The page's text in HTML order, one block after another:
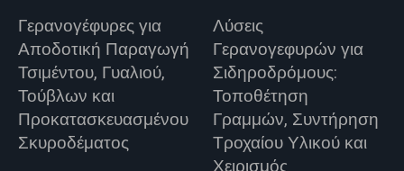
Γερανογέφυρες για
Αποδοτική Παραγωγή
Τσιμέντου, Γυαλιού,
Τούβλων και
Προκατασκευασμένου
Σκυροδέματος
Λύσεις
Γερανογεφυρών για
Σιδηροδρόμους:
Τοποθέτηση
Γραμμών, Συντήρηση
Τροχαίου Υλικού και